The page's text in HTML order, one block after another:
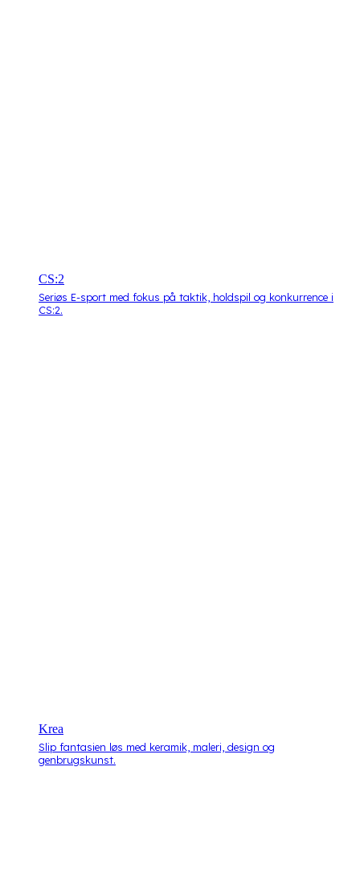
CS:2
Seriøs E-sport med fokus på taktik, holdspil og konkurrence i
CS:2.
Krea
Slip fantasien løs med keramik, maleri, design og
genbrugskunst.